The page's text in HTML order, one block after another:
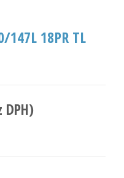
147L 18PR TL
DPH)